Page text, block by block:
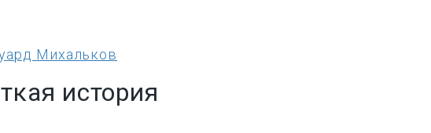
Михальков
история